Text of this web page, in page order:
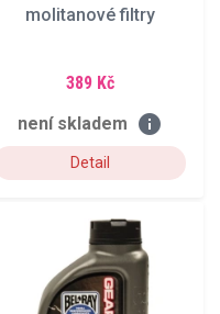
molitanové filtry
389 Kč
není skladem info
Detail